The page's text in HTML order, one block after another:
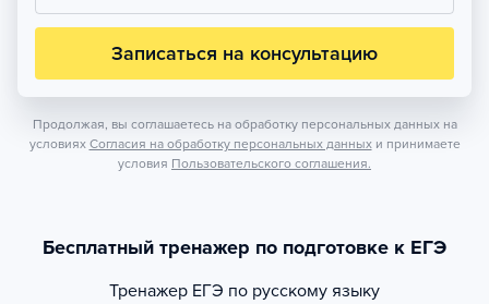
Записаться на консультацию
Продолжая, вы соглашаетесь на обработку персональных данных на
условиях Согласия на обработку персональных данных и принимаете
условия Пользовательского соглашения.
Бесплатный тренажер по подготовке к ЕГЭ
Тренажер ЕГЭ по русскому языку